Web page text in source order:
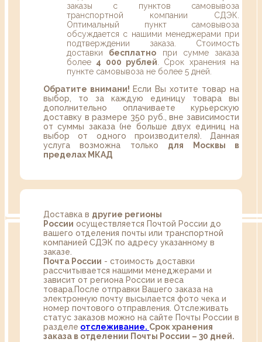
заказы с пунктов самовывоза
транспортной компании СДЭК.
Оптимальный пункт самовывоза
обсуждается с нашими менеджерами при
подтверждении заказа. Стоимость
доставки бесплатно при сумме заказа
более 4 000 рублей . Срок хранения на
пункте самовывоза не более 5 дней.
Обратите внимани! Если Вы хотите товар на
выбор, то за каждую единицу товара вы
дополнительно оплачиваете курьерскую
доставку в размере 350 руб., вне зависимости
от суммы заказа (не больше двух единиц на
выбор от одного производителя). Данная
услуга возможна только для Москвы в
пределах МКАД
Доставка в другие регионы
России осуществляется Почтой России до
вашего отделения почты или транспортной
компанией СДЭК по адресу указанному в
заказе.
Почта России - стоимость доставки
рассчитывается нашими менеджерами и
зависит от региона России и веса
товара.После отправки Вашего заказа на
электронную почту высылается фото чека и
номер почтового отправления. Отслеживать
статус заказов можно на сайте Почты России в
разделе oтслеживание. Срок хранения
заказа в отделении Почты России – 30 дней.